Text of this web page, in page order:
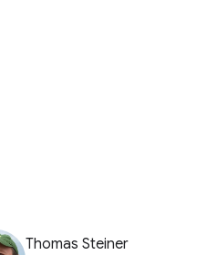
Thomas Steiner